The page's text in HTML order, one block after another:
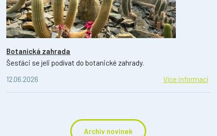
Botanická zahrada
Šesťáci se jeli podívat do botanické zahrady.
12.06.2026
Více informací
Archiv novinek